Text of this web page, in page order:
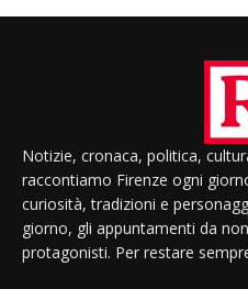
Notizie, cronaca, politica,
raccontiamo Firenze ogni
curiosità, tradizioni e
giorno, gli appuntamenti da
protagonisti. Per restare